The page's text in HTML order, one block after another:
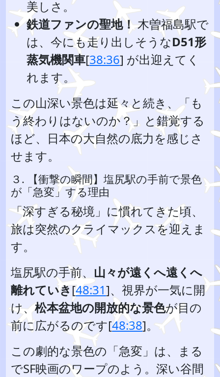
美しさ。
鉄道ファンの聖地！ 木曽福島駅で
は、今にも走り出しそうなD51形
蒸気機関車[38:36] が出迎えてく
れます。
この山深い景色は延々と続き、「も
う終わりはないのか？」と錯覚する
ほど、日本の大自然の底力を感じさ
せます。
３. 【衝撃の瞬間】塩尻駅の手前で景色
が「急変」する理由
「深すぎる秘境」に慣れてきた頃、
旅は突然のクライマックスを迎えま
す。
塩尻駅の手前、 山々が遠くへ遠くへ
離れていき[48:31]、視界が一気に開
け、松本盆地の開放的な景色が目の
前に広がるのです[48:38]。
この劇的な景色の「急変」は、まる
でSF映画のワープのよう。深い谷間